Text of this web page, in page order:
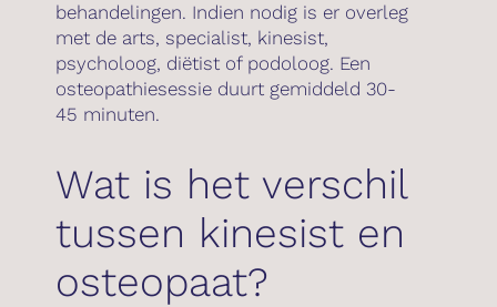
behandelingen. Indien nodig is er overleg
met de arts, specialist, kinesist,
psycholoog, diëtist of podoloog. Een
osteopathiesessie duurt gemiddeld 30-
45 minuten.
Wat is het verschil
tussen kinesist en
osteopaat?